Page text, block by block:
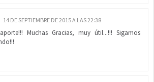
14 DE SEPTIEMBRE DE 2015 A LAS 22:38
Muchas Gracias, muy útil...!!! Sigamos